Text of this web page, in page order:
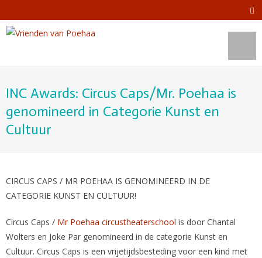
INC Awards: Circus Caps/Mr. Poehaa is
genomineerd in Categorie Kunst en
Cultuur
CIRCUS CAPS / MR POEHAA IS GENOMINEERD IN DE
CATEGORIE KUNST EN CULTUUR!
Circus Caps / Mr Poehaa circustheaterschool is door Chantal
Wolters en Joke Par genomineerd in de categorie Kunst en
Cultuur. Circus Caps is een vrijetijdsbesteding voor een kind met